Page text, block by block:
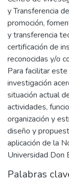
y Transferencia
promoción,
y transferencia
certificación de
reconocidas y/o
Para facilitar
investigación
situación actual
actividades,
organización y
diseño y
aplicación de la
Universidad Don
Palabras